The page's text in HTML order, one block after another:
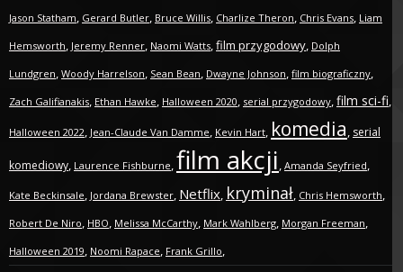
Jason Statham, Gerard Butler, Bruce Willis, Charlize Theron, Chris Evans, Liam
Hemsworth, Jeremy Renner, Naomi Watts,film przygodowy, Dolph
Lundgren, Woody Harrelson, Sean Bean, Dwayne Johnson, film biograficzny,
Zach Galifianakis, Ethan Hawke, Halloween 2020, serial przygodowy,film sci-fi,
Halloween 2022, Jean-Claude Van Damme, Kevin Hart, komedia, serial
komediowy, Laurence Fishburne,film akcji, Amanda Seyfried,
Kate Beckinsale, Jordana Brewster, Netflix, kryminał, Chris Hemsworth,
Robert De Niro, HBO, Melissa McCarthy, Mark Wahlberg, Morgan Freeman,
Halloween 2019, Noomi Rapace, Frank Grillo,